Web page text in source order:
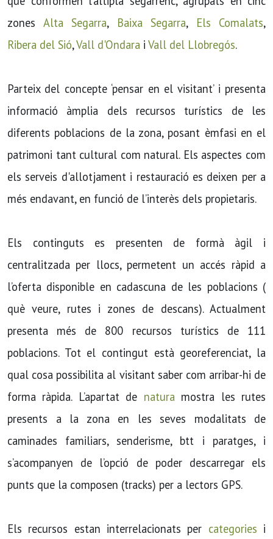
zones Alta Segarra, Baixa Segarra, Els Comalats,
Ribera del Sió,Vall d'Ondara i Vall del Llobregós.
Parteix del concepte ‘pensar en el visitant’ i presenta
informació àmplia dels recursos turístics de les
diferents poblacions de la zona, posant èmfasi en el
patrimoni tant cultural com natural. Els aspectes com
els serveis d'allotjament i restauració es deixen per a
més endavant, en funció de l’interès dels propietaris.
Els continguts es presenten de formà àgil i
centralitzada per llocs, permetent un accés ràpid a
l’oferta disponible en cadascuna de les poblacions (
què veure, rutes i zones de descans). Actualment
presenta més de 800 recursos turístics de 111
poblacions. Tot el contingut està georeferenciat, la
qual cosa possibilita al visitant saber com arribar-hi de
forma ràpida. L’apartat de natura mostra les rutes
presents a la zona en les seves modalitats de
caminades familiars, senderisme, btt i paratges, i
s’acompanyen de l’opció de poder descarregar els
punts que la composen (tracks) per a lectors GPS.
Els recursos estan interrelacionats per categories i